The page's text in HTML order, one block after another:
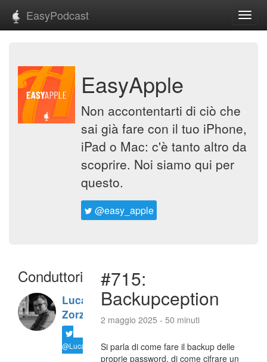
EasyPodcast
EasyApple
Non accontentarti di ciò che
sai già fare con il tuo iPhone,
iPad o Mac: c'è tanto altro da
scoprire. Noi siamo qui per
questo.
@easy_apple
Conduttori
Luca
Zorzi
@LucaTNT
#715:
Backupception
2 maggio 2025 - 50 minuti
Si parla di come fare il backup delle
proprie password, di come cifrare un